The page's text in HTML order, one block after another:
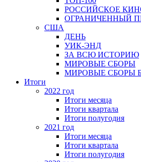
РОССИЙСКОЕ
ОГРАНИЧЕННЫЙ
США
ДЕНЬ
УИК-ЭНД
ЗА ВСЮ ИСТОРИЮ
МИРОВЫЕ СБОРЫ
МИРОВЫЕ СБОРЫ
Итоги
2022 год
Итоги месяца
Итоги квартала
Итоги полугодия
2021 год
Итоги месяца
Итоги квартала
Итоги полугодия